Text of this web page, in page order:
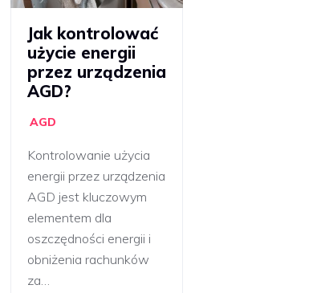
Jak kontrolować
użycie energii
przez urządzenia
AGD?
AGD
Kontrolowanie użycia
energii przez urządzenia
AGD jest kluczowym
elementem dla
oszczędności energii i
obniżenia rachunków
za…